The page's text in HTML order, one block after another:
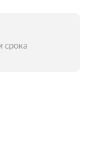
срока